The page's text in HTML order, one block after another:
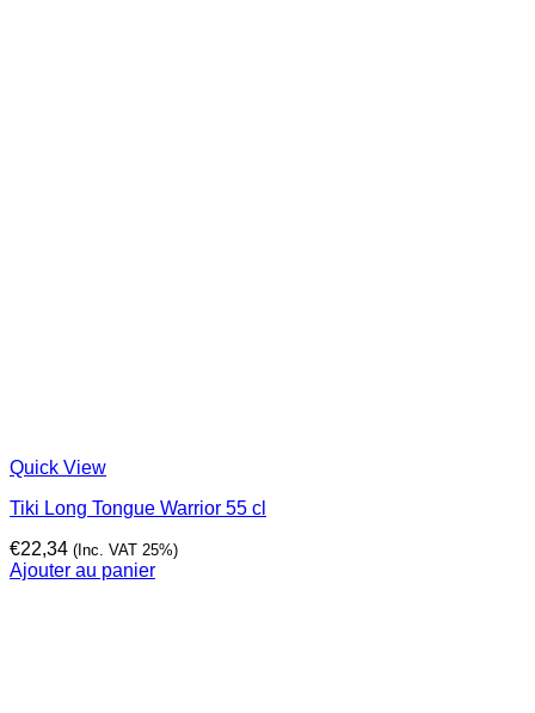
Quick View
Tiki Long Tongue Warrior 55 cl
€22,34 (Inc. VAT 25%)
Ajouter au panier